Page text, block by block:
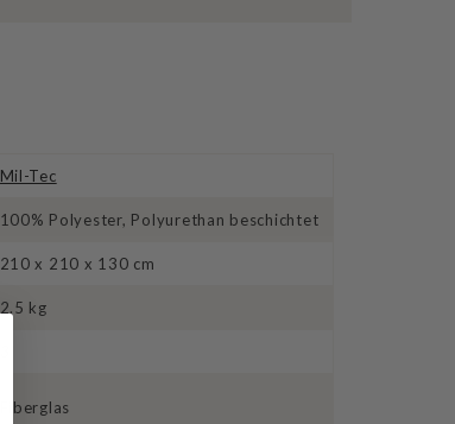
Mil-Tec
100% Polyester, Polyurethan beschichtet
210 x 210 x 130 cm
2.5 kg
Fiberglas